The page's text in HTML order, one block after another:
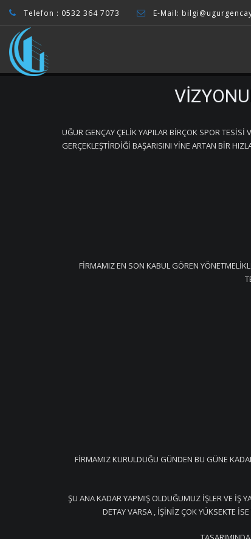
Telefon : 0532 364 7073 E-Mail:
UĞUR GENÇAY ÇELİK YAPILAR BİRÇOK SPOR TESİSİ
GERÇEKLEŞTİRDİĞİ BAŞARISINI YİNE ARTAN BİR
FİRMAMIZ EN SON KABUL GÖREN
FİRMAMIZ KURULDUĞU GÜNDEN BU GÜNE
ŞU ANA KADAR YAPMIŞ OLDUĞUMUZ İŞLER VE İŞ
DETAY VARSA , İŞİNİZ ÇOK YÜKSEKTE